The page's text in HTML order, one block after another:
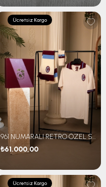
961 NUMARALI RETRO ÖZEL SET
₺61.000,00
Ücretsiz Kargo
Ücretsiz Kargo